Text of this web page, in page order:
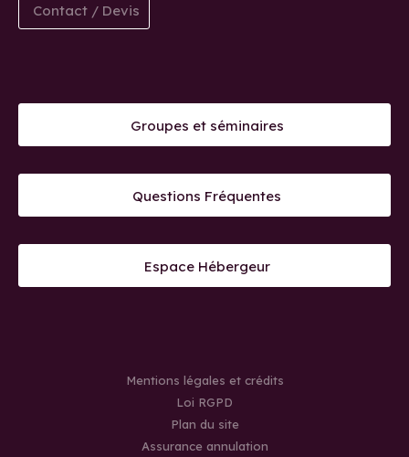
Contact / Devis
Groupes et séminaires
Questions Fréquentes
Espace Hébergeur
Mentions légales et crédits
Loi RGPD
Plan du site
Assurance annulation